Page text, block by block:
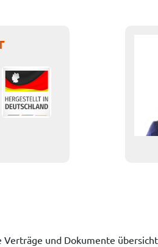
und Dokumente